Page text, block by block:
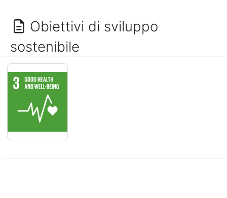
Obiettivi di sviluppo
sostenibile
SALUTE E BENESSERE - Assicurare la salute e il